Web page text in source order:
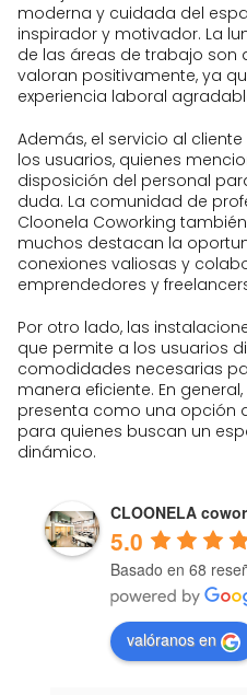
moderna y cuidada del
inspirador y motivador. La
de las áreas de trabajo son
valoran positivamente, ya
experiencia laboral
Además, el servicio al
los usuarios, quienes
disposición del personal
duda. La comunidad de
Cloonela Coworking
muchos destacan la
conexiones valiosas y
emprendedores y
Por otro lado, las
que permite a los usuarios
comodidades necesarias
manera eficiente. En
presenta como una opción
para quienes buscan un
dinámico.
CLOONELA
5.0
Basado en 68
valóranos en